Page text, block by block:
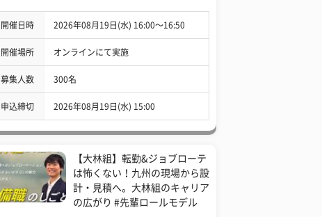
開催日時 2026年08月19日(水) 16:00〜16:50
開催場所 オンラインにて実施
募集人数 300名
申込締切 2026年08月19日(水) 15:00
【大林組】転勤&ジョブローテ
は怖くない！九州の現場から設
計・見積へ。大林組のキャリア
の広がり #先輩ロールモデル